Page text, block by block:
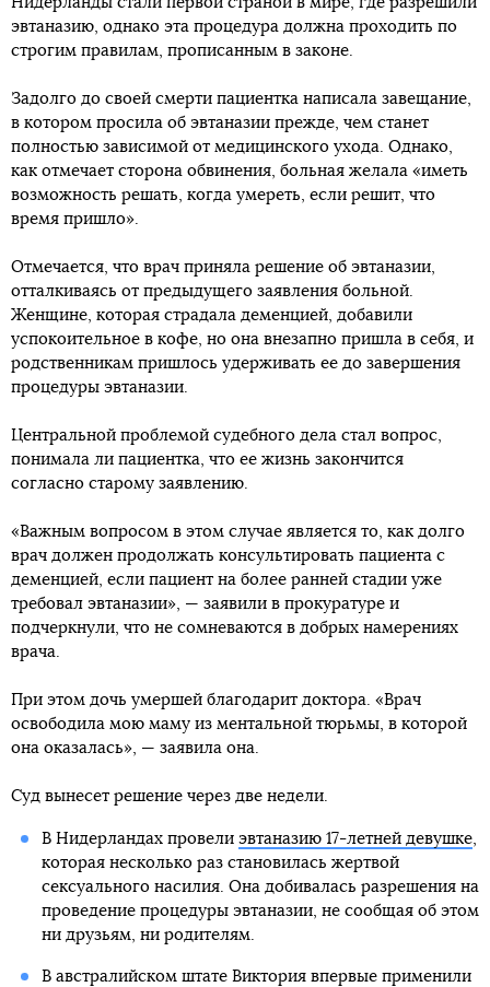
эвтаназию, однако эта процедура должна проходить по
строгим правилам, прописанным в законе.
Задолго до своей смерти пациентка написала завещание,
в котором просила об эвтаназии прежде, чем станет
полностью зависимой от медицинского ухода. Однако,
как отмечает сторона обвинения, больная желала «иметь
возможность решать, когда умереть, если решит, что
время пришло».
Отмечается, что врач приняла решение об эвтаназии,
отталкиваясь от предыдущего заявления больной.
Женщине, которая страдала деменцией, добавили
успокоительное в кофе, но она внезапно пришла в себя, и
родственникам пришлось удерживать ее до завершения
процедуры эвтаназии.
Центральной проблемой судебного дела стал вопрос,
понимала ли пациентка, что ее жизнь закончится
согласно старому заявлению.
«Важным вопросом в этом случае является то, как долго
врач должен продолжать консультировать пациента с
деменцией, если пациент на более ранней стадии уже
требовал эвтаназии», — заявили в прокуратуре и
подчеркнули, что не сомневаются в добрых намерениях
врача.
При этом дочь умершей благодарит доктора. «Врач
освободила мою маму из ментальной тюрьмы, в которой
она оказалась», — заявила она.
Суд вынесет решение через две недели.
В Нидерландах провели эвтаназию 17-летней девушке,
которая несколько раз становилась жертвой
сексуального насилия. Она добивалась разрешения на
проведение процедуры эвтаназии, не сообщая об этом
ни друзьям, ни родителям.
В австралийском штате Виктория впервые применили